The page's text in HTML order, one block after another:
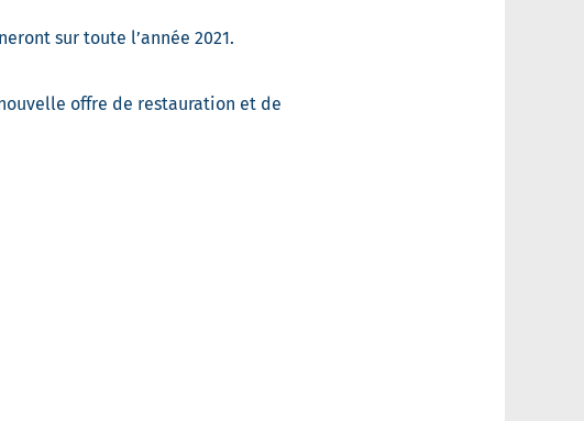
sur toute l’année 2021.
offre de restauration et de